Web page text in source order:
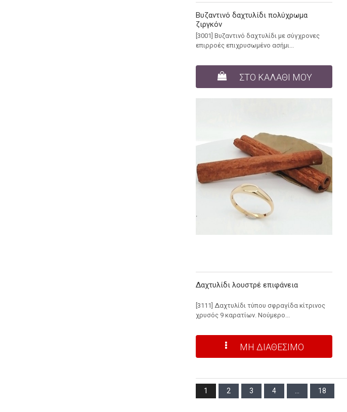
Βυζαντινό δαχτυλίδι πολύχρωμα
ζιργκόν
[3001] Βυζαντινό δαχτυλίδι με σύγχρονες
επιρροές επιχρυσωμένο ασήμι...
ΣΤΟ ΚΑΛΑΘΙ ΜΟΥ
Δαχτυλίδι λουστρέ επιφάνεια
[3111] Δαχτυλίδι τύπου σφραγίδα κίτρινος
χρυσός 9 καρατίων. Νούμερο...
ΜΗ ΔΙΑΘΕΣΙΜΟ
1 2 3 4 18